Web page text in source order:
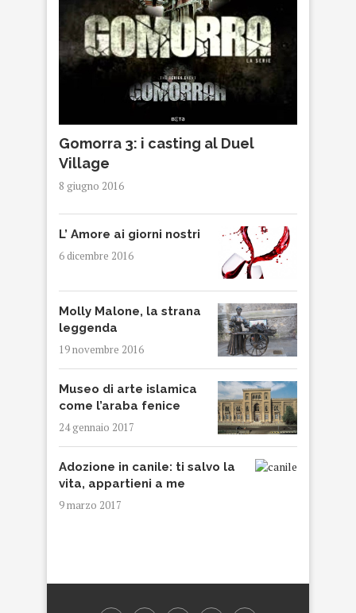
Gomorra 3: i casting al Duel
Village
8 giugno 2016
L’ Amore ai giorni nostri
6 dicembre 2016
Molly Malone, la strana
leggenda
19 novembre 2016
Museo di arte islamica
come l’araba fenice
24 gennaio 2017
Adozione in canile: ti salvo la
vita, appartieni a me
9 marzo 2017